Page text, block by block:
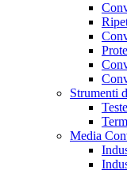
Strumenti
Media